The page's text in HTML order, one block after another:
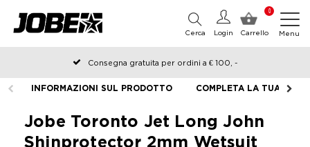
0
Carrello
Login
Cerca Menu
Consegna gratuita per ordini a € 100, -
Ordinato prima delle 12:00 nei giorni lavorativi, spedito lo stesso
giorno
INFORMAZIONI SUL PRODOTTO COMPLETA LA TUA
Jobe Toronto Jet Long John
Shinprotector 2mm Wetsuit